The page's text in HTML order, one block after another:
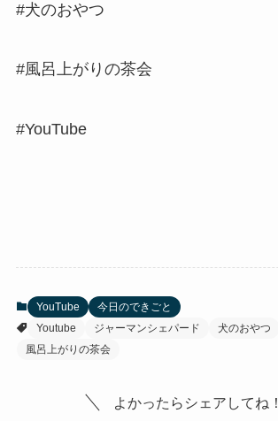
#犬のおやつ
#風呂上がりの茶会
#YouTube
YouTube
今日のできごと
Youtube
ジャーマンシェパード
犬のおやつ
風呂上がりの茶会
よかったらシェアしてね！